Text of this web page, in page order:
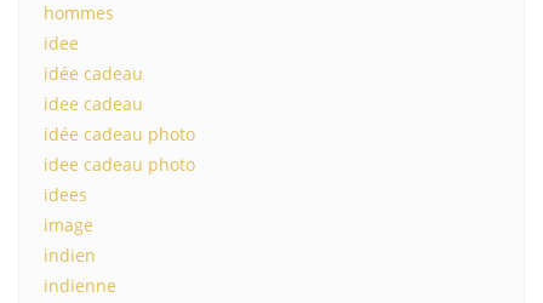
hommes
idee
idée cadeau
idee cadeau
idée cadeau photo
idee cadeau photo
idees
image
indien
indienne